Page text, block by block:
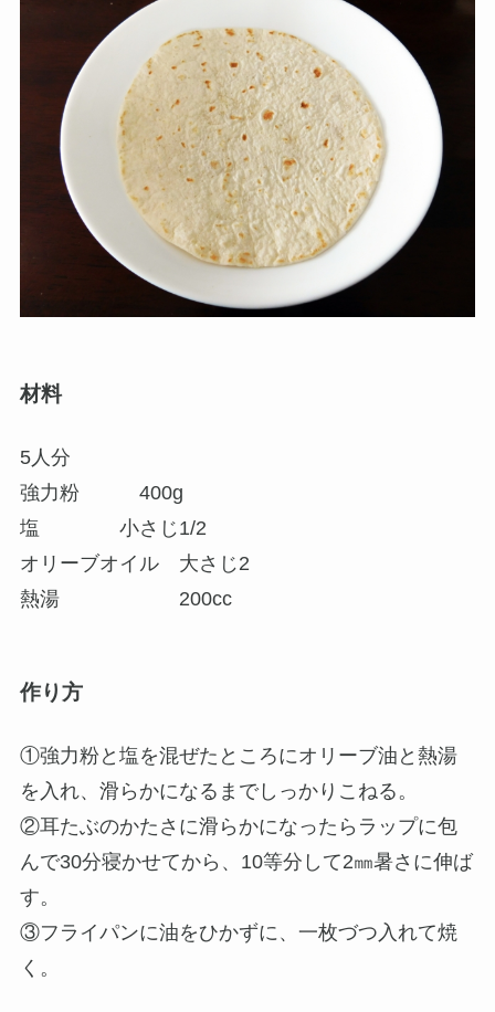
材料
5人分
強力粉 400g
塩 小さじ1/2
オリーブオイル 大さじ2
熱湯 200cc
作り方
①強力粉と塩を混ぜたところにオリーブ油と熱湯
を入れ、滑らかになるまでしっかりこねる。
②耳たぶのかたさに滑らかになったらラップに包
んで30分寝かせてから、10等分して2㎜暑さに伸ば
す。
③フライパンに油をひかずに、一枚づつ入れて焼
く。